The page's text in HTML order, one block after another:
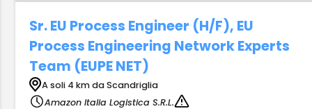
Sr. EU Process Engineer (H/F), EU
Process Engineering Network Experts
Team (EUPE NET)
A soli 4 km da Scandriglia
Amazon Italia Logistica S.R.L.